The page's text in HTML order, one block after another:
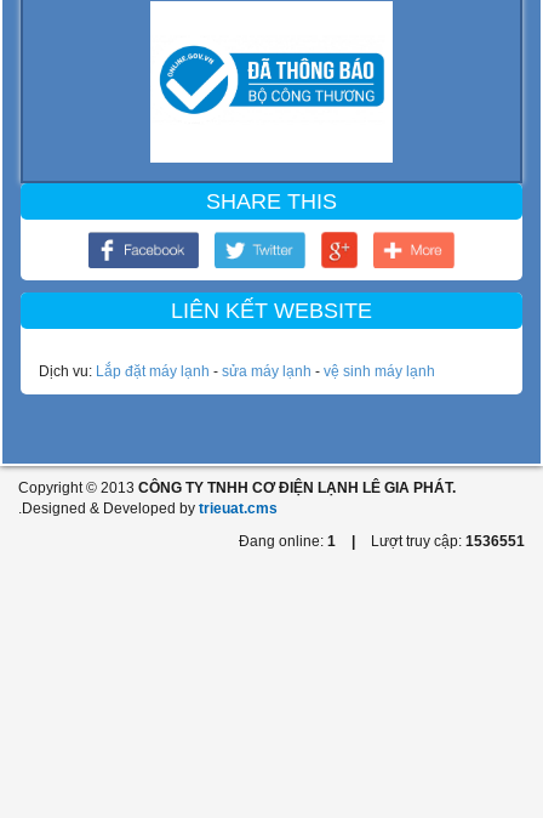
SHARE THIS
LIÊN KẾT WEBSITE
Dịch vu: Lắp đặt máy lạnh - sửa máy lạnh - vệ sinh máy lạnh
Copyright © 2013 CÔNG TY TNHH CƠ ĐIỆN LẠNH LÊ GIA PHÁT.
.Designed & Developed by trieuat.cms
Đang online: 1 Lượt truy cập: 1536551